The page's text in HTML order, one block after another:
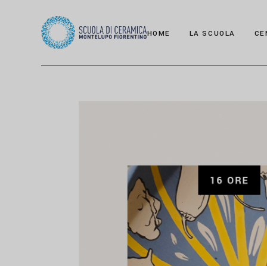
HOME LA SCUOLA